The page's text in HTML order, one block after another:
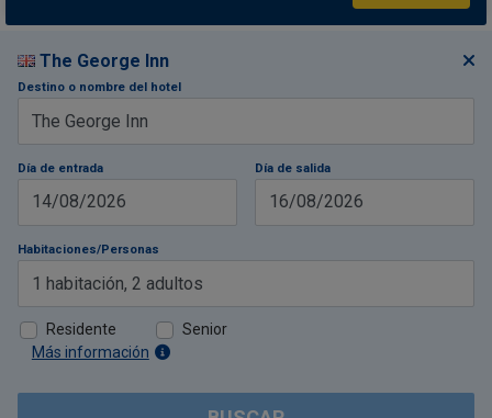
The George Inn
Destino o nombre del hotel
Día de entrada
14/08/2026
Día de salida
16/08/2026
Habitaciones/Personas
1 habitación, 2 adultos
Residente
Senior
Más información